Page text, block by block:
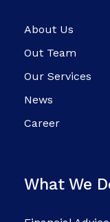
About Us
Out Team
Our Services
News
Career
What We